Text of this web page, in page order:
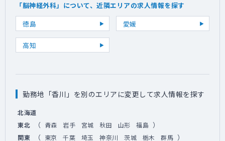
「脳神経外科」について、近隣エリアの求人情報を探す
徳島
愛媛
高知
勤務地「香川」を別のエリアに変更して求人情報を探す
北海道
東北
（ 青森 岩手 宮城 秋田 山形 福島 ）
関東 （ 東京 千葉 埼玉 神奈川 茨城 栃木 群馬 ）